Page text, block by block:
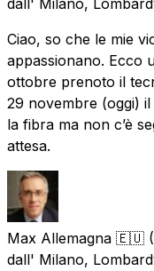
Ciao, so che le mie
appassionano. Ecco
ottobre prenoto il
29 novembre (oggi)
la fibra ma non c’è
attesa.
Max Allemagna 🇪🇺
dall' Milano,